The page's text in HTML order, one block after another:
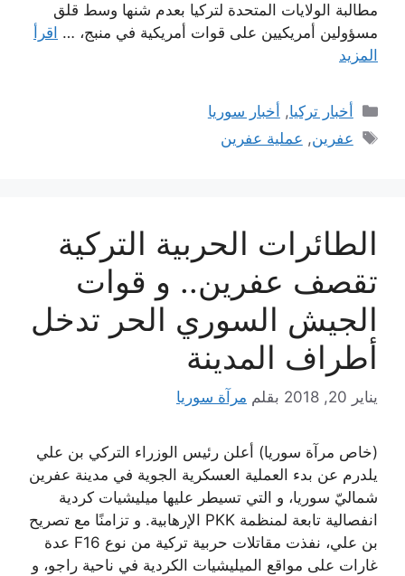
مطالبة الولايات المتحدة لتركيا بعدم شنها وسط قلق
مسؤولين أمريكيين على قوات أمريكية في منبج، … اقرأ
المزيد
التصنيفات
أخبار تركيا, أخبار سوريا
الوسوم
عفرين, عملية عفرين
الطائرات الحربية التركية
تقصف عفرين.. و قوات
الجيش السوري الحر تدخل
أطراف المدينة
يناير 20, 2018 بقلم مرآة سوريا
(خاص مرآة سوريا) أعلن رئيس الوزراء التركي بن علي
يلدرم عن بدء العملية العسكرية الجوية في مدينة عفرين
شماليّ سوريا، و التي تسيطر عليها ميليشيات كردية
انفصالية تابعة لمنظمة PKK الإرهابية. و تزامنًا مع تصريح
بن علي، نفذت مقاتلات حربية تركية من نوع F16 عدة
غارات على مواقع الميليشيات الكردية في ناحية راجو، و